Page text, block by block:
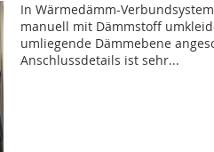
In Wärmedämm-
manuell mit Dämmstoff
umliegende Dämmebene
Anschlussdetails ist sehr...